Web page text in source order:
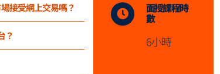
接受網上交易嗎？
？
面授課程時
數
6小時